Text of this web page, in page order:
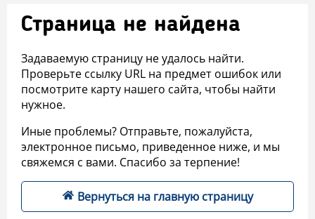
Страница не найдена
Задаваемую страницу не удалось найти.
Проверьте ссылку URL на предмет ошибок или
посмотрите карту нашего сайта, чтобы найти
нужное.
Иные проблемы? Отправьте, пожалуйста,
электронное письмо, приведенное ниже, и мы
свяжемся с вами. Спасибо за терпение!
Вернуться на главную страницу